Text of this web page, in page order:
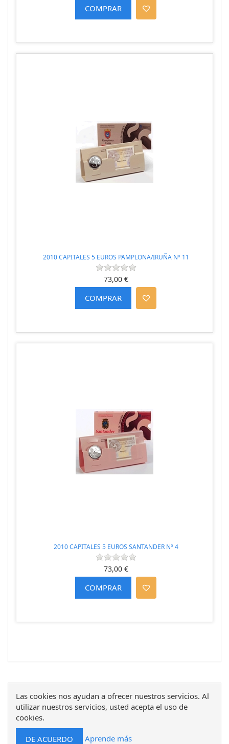
2010 CAPITALES 5 EUROS PAMPLONA/IRUÑA Nº 11
73,00 €
2010 CAPITALES 5 EUROS SANTANDER Nº 4
73,00 €
Las cookies nos ayudan a ofrecer nuestros servicios. Al
utilizar nuestros servicios, usted acepta el uso de
cookies.
Aprende más